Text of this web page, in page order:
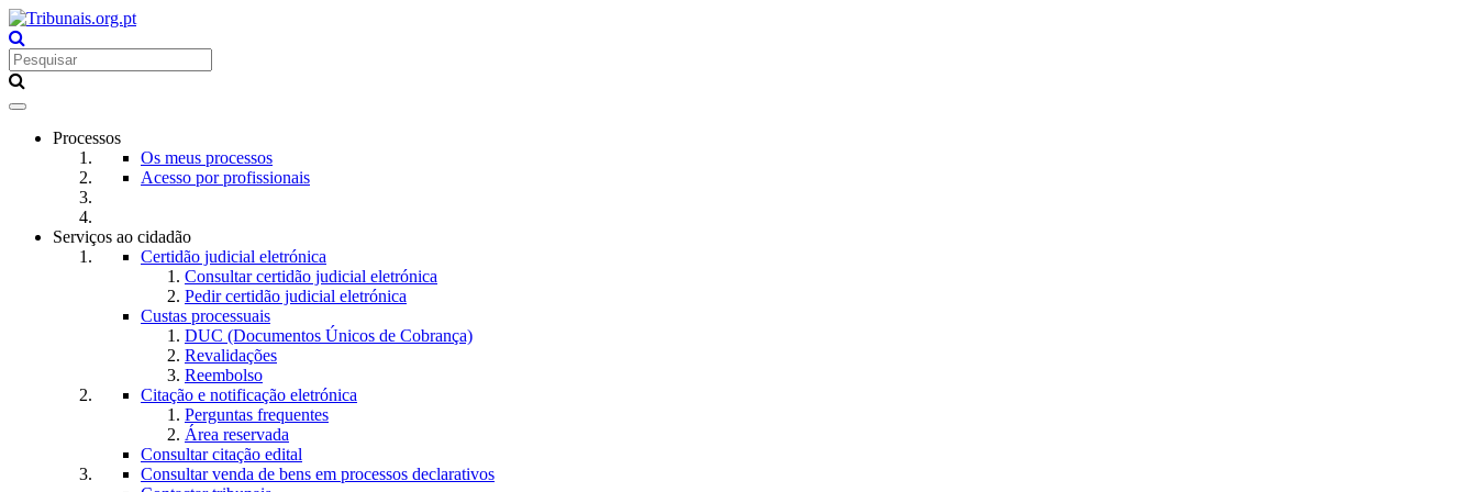
Toggle
navigationProcessos
Os meus processos
Acesso por profissionais
Serviços ao cidadão
Certidão judicial eletrónica
Consultar certidão judicial eletrónica
Pedir certidão judicial eletrónica
Custas processuais
DUC (Documentos Únicos de Cobrança)
Revalidações
Reembolso
Citação e notificação eletrónica
Perguntas frequentes
Área reservada
Consultar citação edital
Consultar venda de bens em processos declarativos